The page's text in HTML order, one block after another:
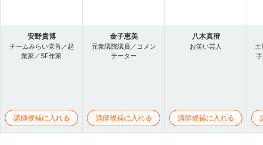
安野貴博
チームみらい党首／起
業家／SF作家
講師候補に入れる
金子恵美
元衆議院議員／コメン
テーター
講師候補に入れる
八木真澄
お笑い芸人
講師候補に入れる
土